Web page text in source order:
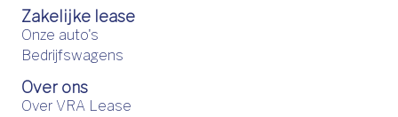
Zakelijke lease
Onze auto's
Bedrijfswagens
Over ons
Over VRA Lease